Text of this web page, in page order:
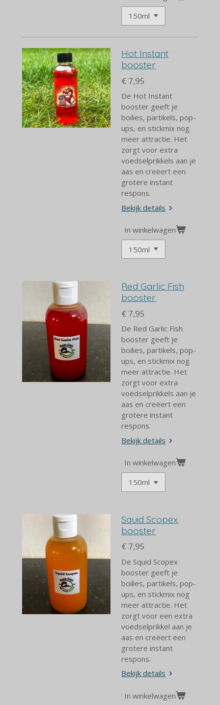
Hot Instant
booster
€ 7,95
De Hot Instant
booster geeft je
boilies, partikels, pop-
ups, en stickmix nog
meer attractie. Het
zorgt voor extra
voedselprikkels aan je
aas en creëert een
grotere instant
respons.
Bekijk details
In winkelwagen
Red Garlic Fish
booster
€ 7,95
De Red Garlic Fish
booster geeft je
boilies, partikels, pop-
ups, en stickmix nog
meer attractie. Het
zorgt voor extra
voedselprikkels aan je
aas en creëert een
grotere instant
respons.
Bekijk details
In winkelwagen
Squid Scopex
booster
€ 7,95
De Squid Scopex
booster geeft je
boilies, partikels, pop-
ups, en stickmix nog
meer attractie. Het
zorgt voor een extra
voedselprikkel aan je
aas en creëert een
grotere instant
respons.
Bekijk details
In winkelwagen